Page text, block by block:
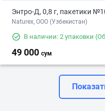
Энтро-Д, 0,8 г, пакетики
Naturex, OOO (Узбекистан)
В наличии: 2 упаковки
49 000 сум